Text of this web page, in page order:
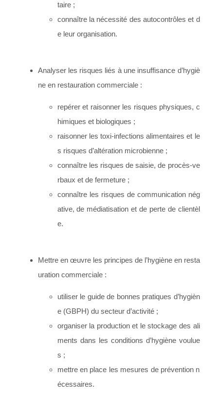
taire ;
connaître la nécessité des autocontrôles et d
e leur organisation.
Analyser les risques liés à une insuffisance d’hygiè
ne en restauration commerciale :
repérer et raisonner les risques physiques, c
himiques et biologiques ;
raisonner les toxi-infections alimentaires et le
s risques d’altération microbienne ;
connaître les risques de saisie, de procès-ve
rbaux et de fermeture ;
connaître les risques de communication nég
ative, de médiatisation et de perte de clientèl
e.
Mettre en œuvre les principes de l’hygiène en resta
uration commerciale :
utiliser le guide de bonnes pratiques d’hygièn
e (GBPH) du secteur d’activité ;
organiser la production et le stockage des ali
ments dans les conditions d’hygiène voulue
s ;
mettre en place les mesures de prévention n
écessaires.